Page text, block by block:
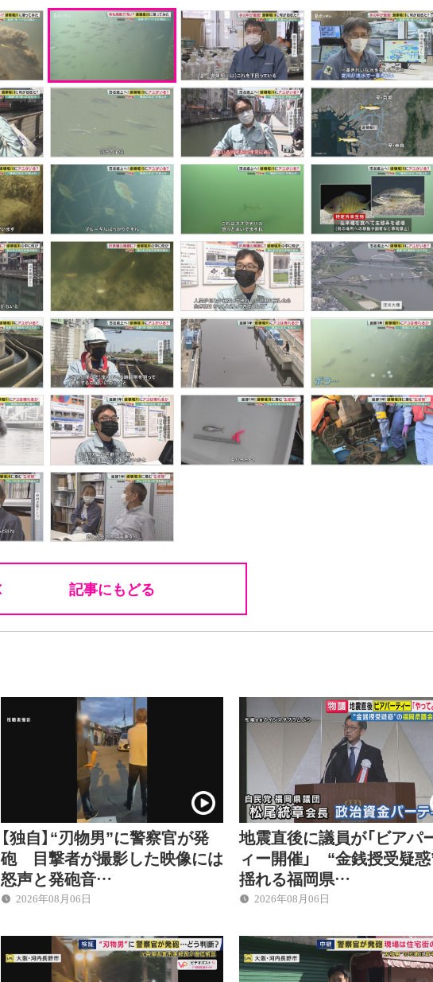
記事にもどる
【独自】“刃物男”に警察官が発
砲 目撃者が撮影した映像には
怒声と発砲音…
2026年08月06日
地震直後に議員が「ビアパ
ィー開催」 “金銭授受疑
揺れる福岡県…
2026年08月06日